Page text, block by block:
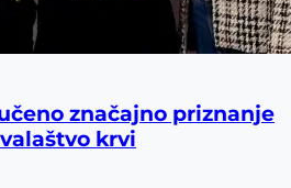
značajno priznanje
krvi